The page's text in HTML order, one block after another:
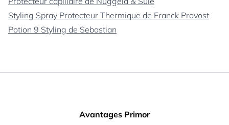
Styling Spray Protecteur Thermique de Franck Provost
Potion 9 Styling de Sebastian
Avantages Primor